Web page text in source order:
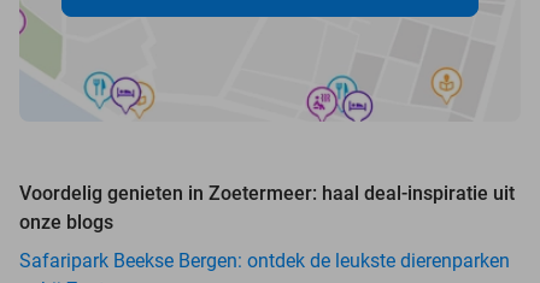
Voordelig genieten in Zoetermeer: haal deal-inspiratie uit
onze blogs
Safaripark Beekse Bergen: ontdek de leukste dierenparken